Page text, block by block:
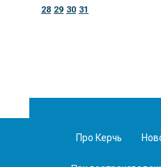
28 29 30 31
Про Керчь